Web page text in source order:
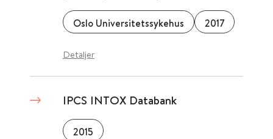
Oslo Universitetssykehus 2017
Detaljer
IPCS INTOX Databank
2015